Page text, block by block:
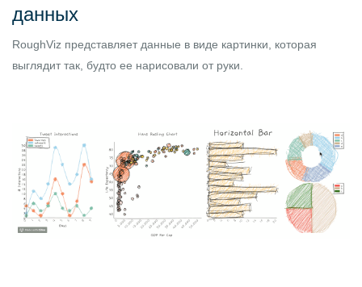
данных
RoughViz представляет данные в виде картинки, которая
выглядит так, будто ее нарисовали от руки.